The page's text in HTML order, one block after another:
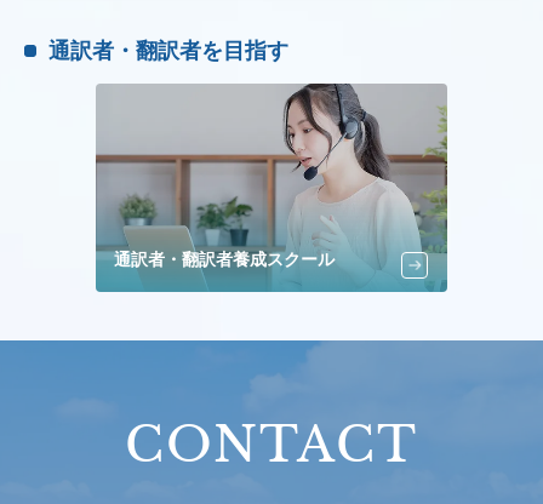
通訳者・翻訳者を目指す
通訳者・翻訳者養成スクール
CONTACT